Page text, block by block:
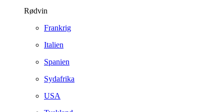
Rødvin
Frankrig
Italien
Spanien
Sydafrika
USA